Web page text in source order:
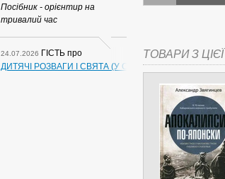
Посібник - орієнтир на
тривалий час
24.07.2026 ГІСТЬ про
ДИТЯЧІ РОЗВАГИ І СВЯТА (У СХЕМАХ, ТАБЛИЦЯХ,
ТОВАРИ З